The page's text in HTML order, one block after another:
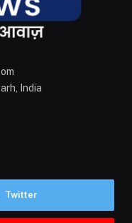
India
Twitter